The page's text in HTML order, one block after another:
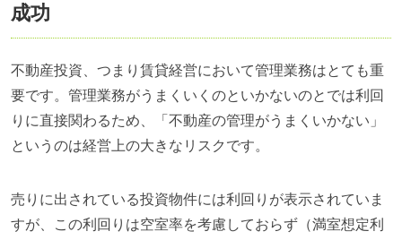
成功
不動産投資、つまり賃貸経営において管理業務はとても重
要です。管理業務がうまくいくのといかないのとでは利回
りに直接関わるため、「不動産の管理がうまくいかない」
というのは経営上の大きなリスクです。
売りに出されている投資物件には利回りが表示されていま
すが、この利回りは空室率を考慮しておらず（満室想定利